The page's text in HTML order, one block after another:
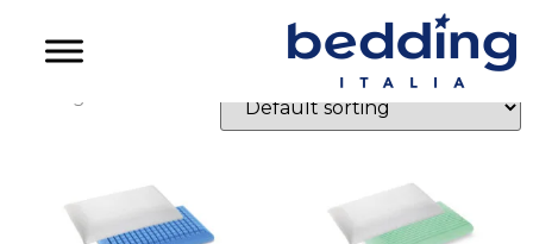
Guanciali Curem